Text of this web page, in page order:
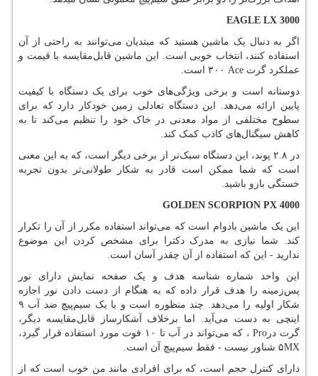
EAGLE LX 3000
اگر به دنبال یک ماشین هستید که مبتدیان می‌توانند به راحتی از آن
استفاده کنند، انتخاب خوبی است. این ماشین قابل‌مقایسه با قیمت و
عملکرد گرت Ace ۳۰۰ است.
دوستانه است و برخی ویژگی‌های خوب برای یک دستگاه با کیفیت
پایین ارائه می‌دهد. این دستگاه تعادلی زمین خودکار دارد که برای
سطوح مختلفی از مواد معدنی در خاک خود را تنظیم می‌کند تا به
کاهش سیگنال‌های کاذب کمک کند.
در ۲.۸ پوند، این دستگاه سبک‌تر از برخی دیگر است، که به این معنی
است که شما ممکن است قادر به شکار طولانی‌تر بدون تجربه
خستگی بازو باشید.
GOLDEN SCORPION PX 4000
این یک ماشین بادوام است که می‌تواند استفاده مکرر از آن را تکرار
کند. شما نیازی به مدرک دکترا برای مشخص کردن این موضوع
ندارید - این که استفاده از آن چقدر آسان است.
این واحد شماره شناسه هدف و یک صفحه نمایش دارای نور
پس‌زمینه را هدف قرار داده که به هنگام از دست دادن نور اجازه
شکار اولیه را می‌دهد. چند منظوره است و با یک سیم‌پیچ ضد آب ۹
اینچی به دست می‌آید. اما برخلاف آشکارساز قابل‌مقایسه دیگر،
گرت در Pro ، که می‌تواند در آب تا ۱۰ فوت مورد استفاده قرار گیرد،
MX۵ شناور نیست - فقط سیم‌پیچ آن است.
دارای کنترل حجم است، که برای افرادی مانند من خوب است که از